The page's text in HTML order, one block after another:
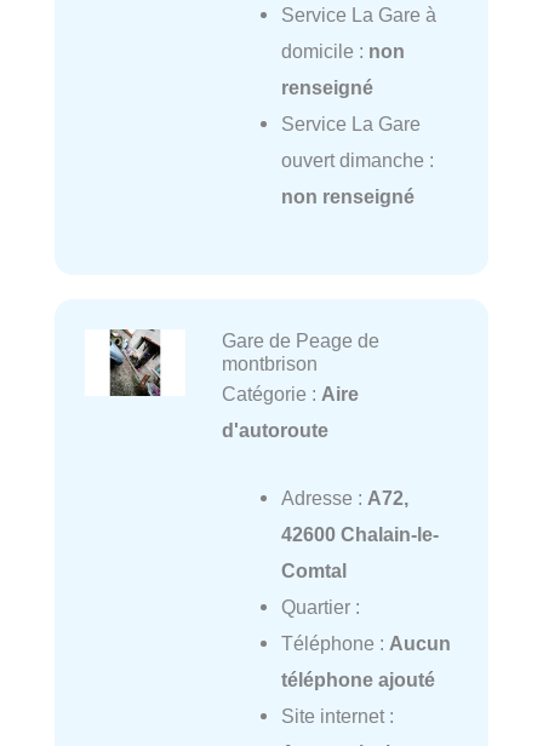
Service La Gare à
domicile : non
renseigné
Service La Gare
ouvert dimanche :
non renseigné
Gare de Peage de
montbrison
Catégorie : Aire
d'autoroute
Adresse : A72,
42600 Chalain-le-
Comtal
Quartier :
Téléphone : Aucun
téléphone ajouté
Site internet :